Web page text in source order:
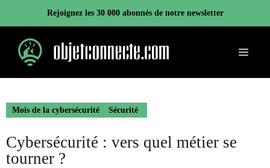
contenu
Rejoignez les 30 000 abonnés de notre newsletter
Menu
Mois de la cybersécurité Sécurité
Cybersécurité : vers quel métier se
tourner ?